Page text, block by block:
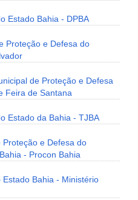
Estado Bahia - DPBA
Proteção e Defesa do
de Proteção e Defesa
Feira de Santana
Estado da Bahia - TJBA
Proteção e Defesa do
- Procon Bahia
Estado Bahia - Ministério